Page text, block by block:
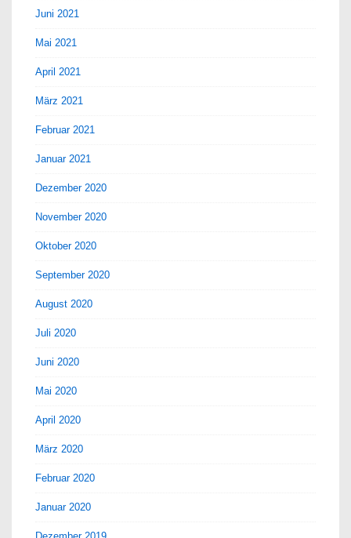
Juni 2021
Mai 2021
April 2021
März 2021
Februar 2021
Januar 2021
Dezember 2020
November 2020
Oktober 2020
September 2020
August 2020
Juli 2020
Juni 2020
Mai 2020
April 2020
März 2020
Februar 2020
Januar 2020